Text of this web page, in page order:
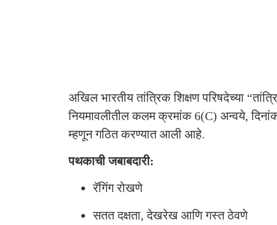
अखिल भारतीय तांत्रिक शिक्षण परिषदेच्या
नियमावलीतील कलम क्रमांक 6(C) अन्वये,
म्हणून गठित करण्यात आली आहे.
पथकाची जबाबदारी:
रॅगिंग रोखणे
सतत दक्षता, देखरेख आणि गस्त ठेवणे